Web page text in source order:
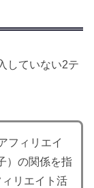
していない2テ
フィリエイ
）の関係を指
リエイト活